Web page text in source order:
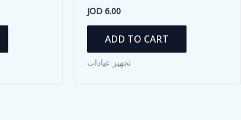
JOD 6.00
ADD TO CART
تجهيز عيادات